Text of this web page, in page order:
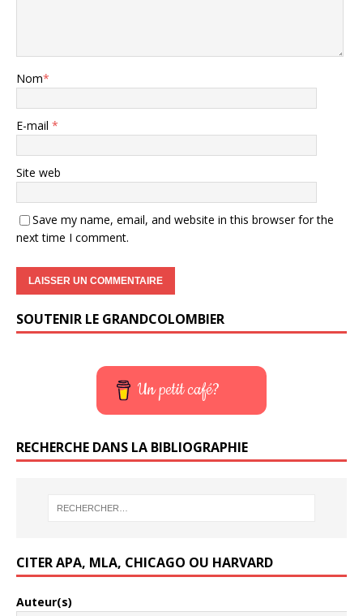
Nom*
E-mail *
Site web
Save my name, email, and website in this browser for the
next time I comment.
SOUTENIR LE GRANDCOLOMBIER
Un petit café?
RECHERCHE DANS LA BIBLIOGRAPHIE
CITER APA, MLA, CHICAGO OU HARVARD
Auteur(s)